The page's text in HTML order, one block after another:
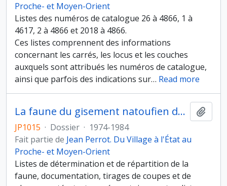
Proche- et Moyen-Orient
Listes des numéros de catalogue 26 à 4866, 1 à
4617, 2 à 4866 et 2018 à 4866.
Ces listes comprennent des informations
concernant les carrés, les locus et les couches
auxquels sont attribués les numéros de catalogue,
ainsi que parfois des indications sur… Read more
La faune du gisement natoufien de Mallaha (Eynan), Israël
JP1015 · Dossier · 1974-1984
Fait partie de Jean Perrot. Du Village à l'État au
Proche- et Moyen-Orient
Listes de détermination et de répartition de la
faune, documentation, tirages de coupes et de